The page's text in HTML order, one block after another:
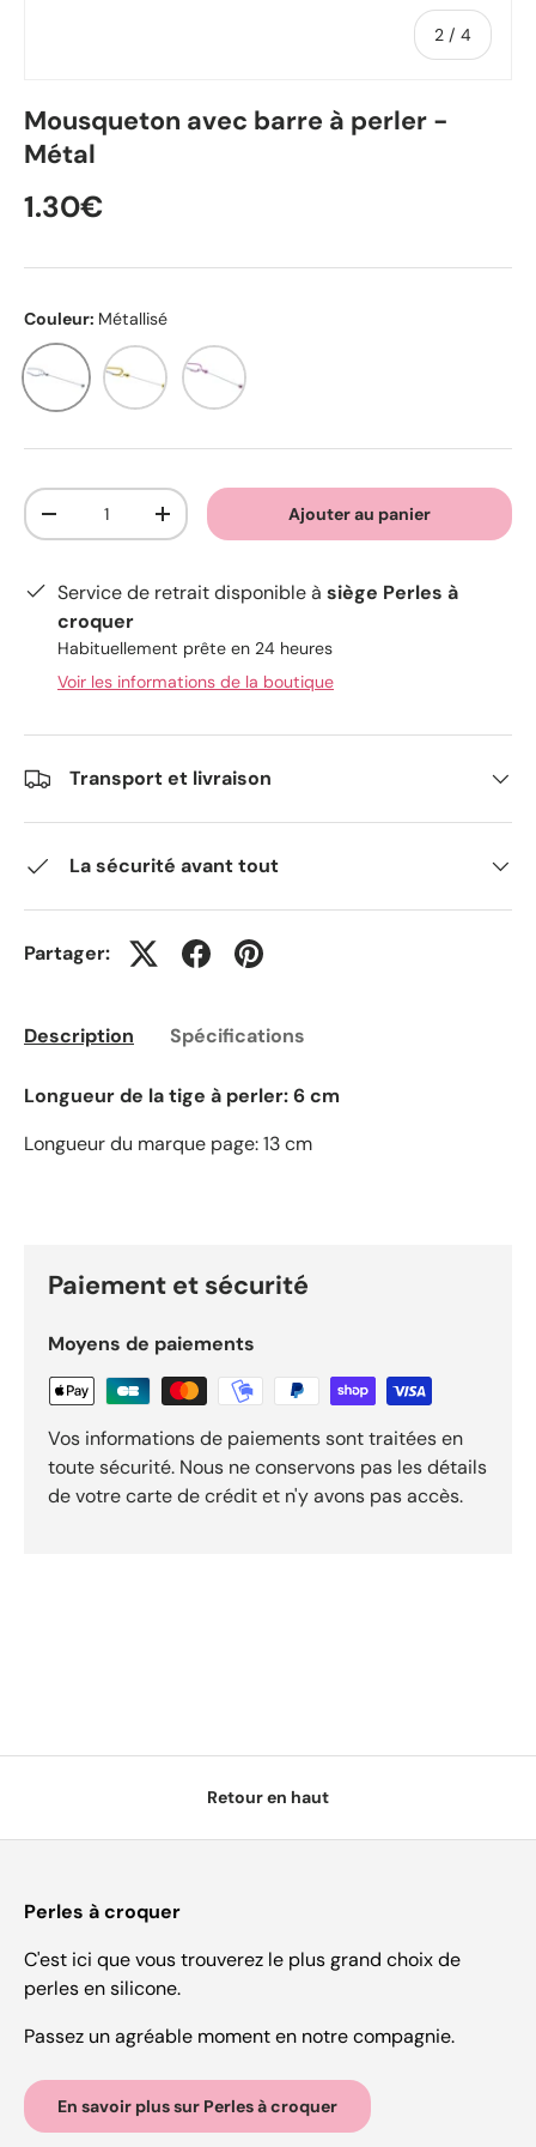
2 / de
4
Mousqueton avec barre à perler -
Métal
1.30€
Couleur: Métallisé
MétalliséOr Rose
Qté
-
+ Ajouter au panier
Service de retrait disponible à siège Perles à
croquer
Habituellement prête en 24 heures
Voir les informations de la boutique
Transport et livraison
La sécurité avant tout
Partager:
Description Spécifications
Longueur de la tige à perler: 6 cm
Longueur du marque page: 13 cm
Paiement et sécurité
Moyens de paiements
Vos informations de paiements sont traitées en
toute sécurité. Nous ne conservons pas les détails
de votre carte de crédit et n'y avons pas accès.
Retour en haut
Perles à croquer
C'est ici que vous trouverez le plus grand choix de
perles en silicone.
Passez un agréable moment en notre compagnie.
En savoir plus sur Perles à croquer